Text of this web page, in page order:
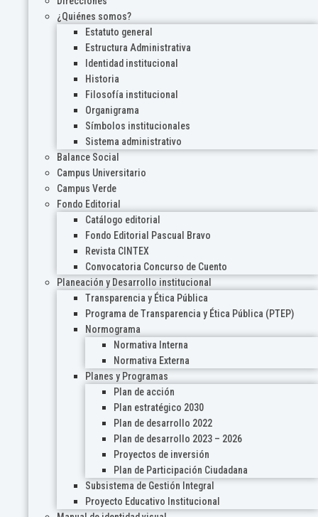
¿Quiénes somos?
Estatuto general
Estructura Administrativa
Identidad institucional
Historia
Filosofía institucional
Organigrama
Símbolos institucionales
Sistema administrativo
Balance Social
Campus Universitario
Campus Verde
Fondo Editorial
Catálogo editorial
Fondo Editorial Pascual Bravo
Revista CINTEX
Convocatoria Concurso de Cuento
Planeación y Desarrollo institucional
Transparencia y Ética Pública
Programa de Transparencia y Ética Pública (PTEP)
Normograma
Normativa Interna
Normativa Externa
Planes y Programas
Plan de acción
Plan estratégico 2030
Plan de desarrollo 2022
Plan de desarrollo 2023 – 2026
Proyectos de inversión
Plan de Participación Ciudadana
Subsistema de Gestión Integral
Proyecto Educativo Institucional